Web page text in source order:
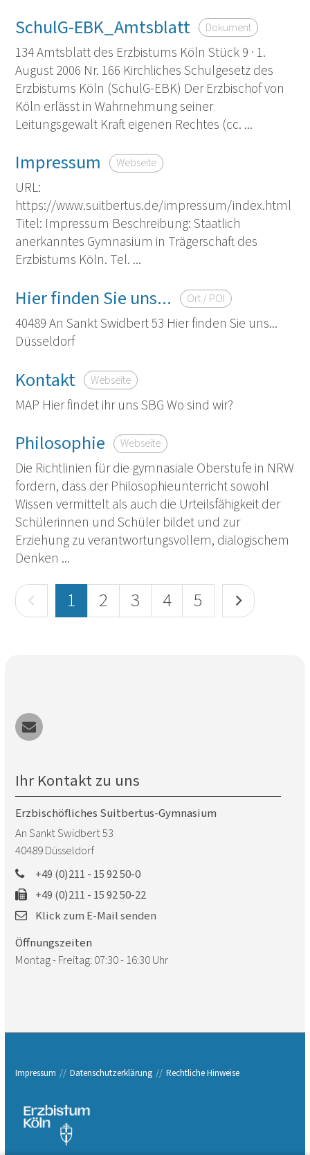
SchulG-EBK_Amtsblatt Dokument
134 Amtsblatt des Erzbistums Köln Stück 9 · 1.
August 2006 Nr. 166 Kirchliches Schulgesetz des
Erzbistums Köln (SchulG-EBK) Der Erzbischof von
Köln erlässt in Wahrnehmung seiner
Leitungsgewalt Kraft eigenen Rechtes (cc. ...
Impressum Webseite
URL:
https://www.suitbertus.de/impressum/index.html
Titel: Impressum Beschreibung: Staatlich
anerkanntes Gymnasium in Trägerschaft des
Erzbistums Köln. Tel. ...
Hier finden Sie uns... Ort / POI
40489 An Sankt Swidbert 53 Hier finden Sie uns...
Düsseldorf
Kontakt Webseite
MAP Hier findet ihr uns SBG Wo sind wir?
Philosophie Webseite
Die Richtlinien für die gymnasiale Oberstufe in NRW
fordern, dass der Philosophieunterricht sowohl
Wissen vermittelt als auch die Urteilsfähigkeit der
Schülerinnen und Schüler bildet und zur
Erziehung zu verantwortungsvollem, dialogischem
Denken ...
Vorherige Seite
1 2 3 4 5 Nächste
Ihr Kontakt zu uns
Erzbischöfliches Suitbertus-Gymnasium
An Sankt Swidbert 53
40489Düsseldorf
+49 (0)211 - 15 92 50-0
+49 (0)211 - 15 92 50-22
Klick zum E-Mail senden
Öffnungszeiten
Montag - Freitag: 07:30 - 16:30 Uhr
Impressum Datenschutzerklärung Rechtliche Hinweise